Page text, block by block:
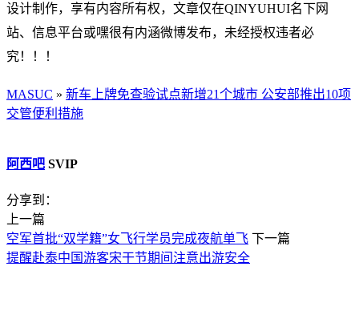
设计制作，享有内容所有权，文章仅在QINYUHUI名下网
站、信息平台或嘿很有内涵微博发布，未经授权违者必
究！！！
MASUC » 新车上牌免查验试点新增21个城市 公安部推出10项
交管便利措施
阿西吧 SVIP
分享到：
上一篇
空军首批“双学籍”女飞行学员完成夜航单飞 下一篇
提醒赴泰中国游客宋干节期间注意出游安全